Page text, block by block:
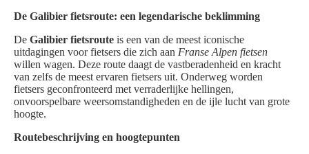
De Galibier fietsroute: een legendarische beklimming
De Galibier fietsroute is een van de meest iconische
uitdagingen voor fietsers die zich aan Franse Alpen fietsen
willen wagen. Deze route daagt de vastberadenheid en kracht
van zelfs de meest ervaren fietsers uit. Onderweg worden
fietsers geconfronteerd met verraderlijke hellingen,
onvoorspelbare weersomstandigheden en de ijle lucht van grote
hoogte.
Routebeschrijving en hoogtepunten